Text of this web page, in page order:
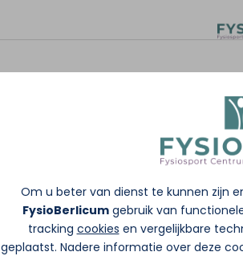
Om u beter van dienst te kunnen zijn
FysioBerlicum gebruik van
tracking cookies en vergelijkbare
geplaatst. Nadere informatie over deze